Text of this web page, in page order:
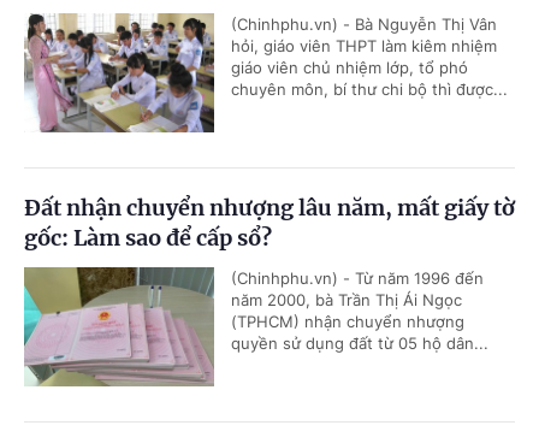
(Chinhphu.vn) - Bà Nguyễn Thị Vân
hỏi, giáo viên THPT làm kiêm nhiệm
giáo viên chủ nhiệm lớp, tổ phó
chuyên môn, bí thư chi bộ thì được...
Đất nhận chuyển nhượng lâu năm, mất giấy tờ
gốc: Làm sao để cấp sổ?
(Chinhphu.vn) - Từ năm 1996 đến
năm 2000, bà Trần Thị Ái Ngọc
(TPHCM) nhận chuyển nhượng
quyền sử dụng đất từ 05 hộ dân...